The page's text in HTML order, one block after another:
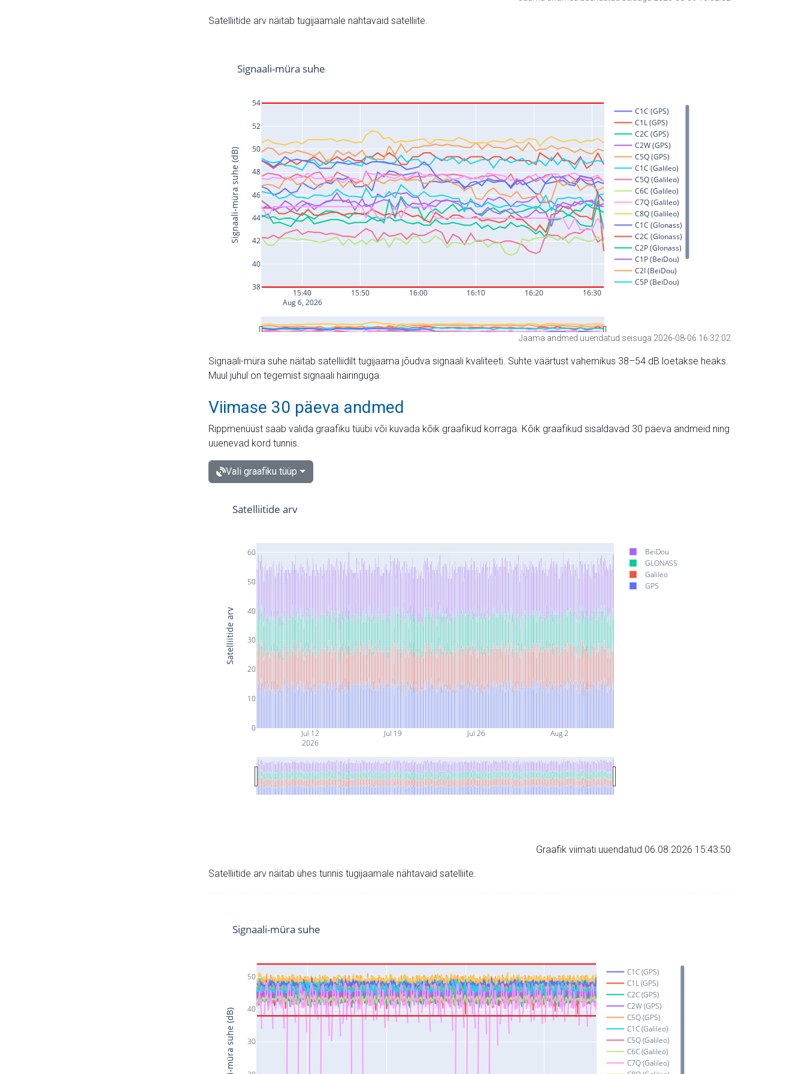
Satelliitide arv näitab tugijaamale nähtavaid satelliite.
Jaama andmed uuendatud seisuga 2026-08-06 16:32:02
Signaali-müra suhe näitab satelliidilt tugijaama jõudva signaali kvaliteeti. Suhte väärtust vahemikus 38–54 dB loetakse heaks.
Muul juhul on tegemist signaali häiringuga.
Viimase 30 päeva andmed
Rippmenüüst saab valida graafiku tüübi või kuvada kõik graafikud korraga. Kõik graafikud sisaldavad 30 päeva andmeid ning
uuenevad kord tunnis.
Vali graafiku tüüp
Jul 12
2026
Jul 19 Jul 26 Aug 2
0
10
20
30
40
50
60
BeiDou
GLONASS
Galileo
GPS
Satelliitide arv
Satelliitide arv
Graafik viimati uuendatud 06.08.2026 15:43:50
Satelliitide arv näitab ühes tunnis tugijaamale nähtavaid satelliite.
30
40
50
C1C (GPS)
C1L (GPS)
C2C (GPS)
C2W (GPS)
C5Q (GPS)
C1C (Galileo)
C5Q (Galileo)
C6C (Galileo)
C7Q (Galileo)
Signaali-müra suhe